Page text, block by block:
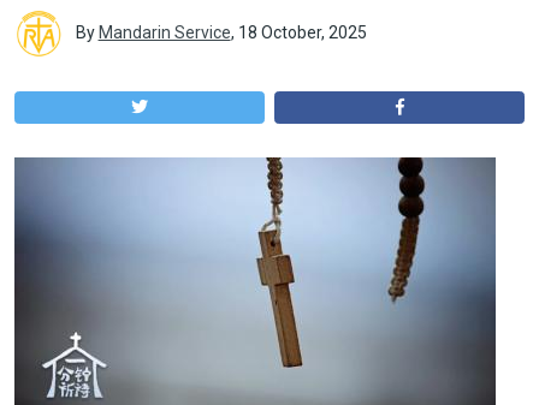
By Mandarin Service, 18 October, 2025